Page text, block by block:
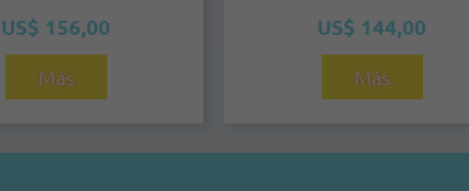
US$ 156,00
Más
US$ 144,00
Más